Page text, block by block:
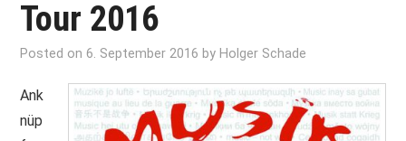
AUSSTELLUNGEN
ARCHIV
Tour 2016
Posted on6. September 2016 by Holger Schade
Ank
nüp